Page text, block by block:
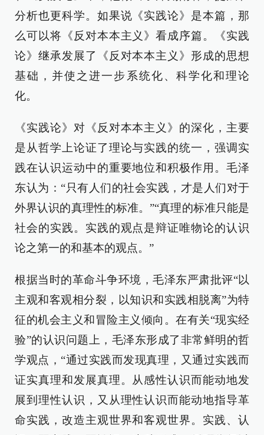
分析也更科学。如果说《实践论》是本篇，那
么可以将《反对本本主义》看成序篇。《实践
论》继承发展了《反对本本主义》形成的思想
基础，并使之进一步系统化、科学化和理论
化。
《实践论》对《反对本本主义》的深化，主要
是从哲学上论证了理论与实践的统一，强调实
践在认识运动中的重要地位和积极作用。毛泽
东认为：“只有人们的社会实践，才是人们对于
外界认识的真理性的标准。”“真理的标准只能是
社会的实践。实践的观点是辩证唯物论的认识
论之第一的和基本的观点。”
根据当时的革命斗争环境，毛泽东严肃批评“以
主观和客观相分裂，以知识和实践相脱离”为特
征的机会主义和冒险主义倾向。在有关“现实经
验”的认识问题上，毛泽东形成了非常鲜明的哲
学观点，“通过实践而发现真理，又通过实践而
证实真理和发展真理。从感性认识而能动地发
展到理性认识，又从理性认识而能动地指导革
命实践，改造主观世界和客观世界。实践、认